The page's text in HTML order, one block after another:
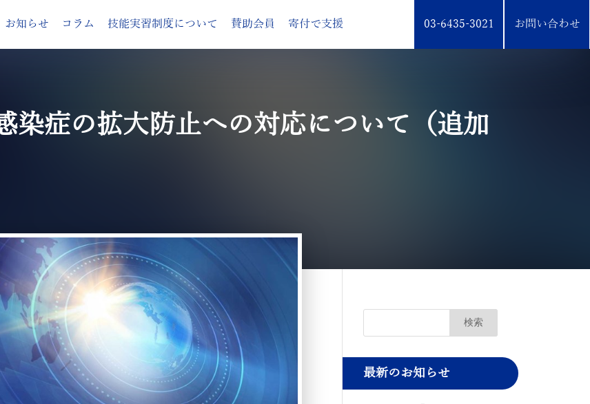
お知らせ コラム 技能実習制度について 賛助会員 寄付で支援 03-6435-3021 お問い合わせ
染症の拡大防止への対応について（追加
最新のお知らせ